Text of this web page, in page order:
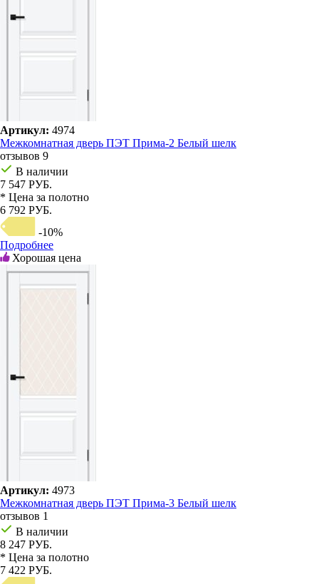
Артикул: 4974
Межкомнатная дверь ПЭТ Прима-2 Белый шелк
отзывов 9
В наличии
7 547 РУБ.
* Цена за полотно
6 792 РУБ.
-10%
Подробнее
Хорошая цена
Артикул: 4973
Межкомнатная дверь ПЭТ Прима-3 Белый шелк
отзывов 1
В наличии
8 247 РУБ.
* Цена за полотно
7 422 РУБ.